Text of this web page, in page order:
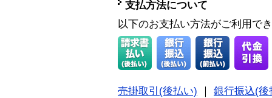
支払方法について
以下のお支払い方法がご利用で
売掛取引(後払い)
銀行振込(後